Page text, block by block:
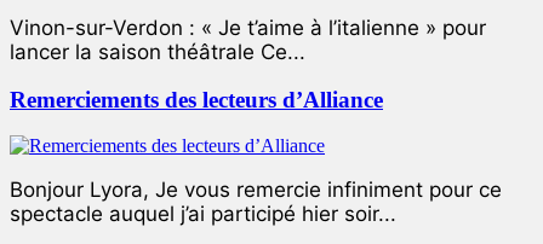
Vinon-sur-Verdon : « Je t’aime à l’italienne » pour
lancer la saison théâtrale Ce...
Remerciements des lecteurs d’Alliance
Bonjour Lyora, Je vous remercie infiniment pour ce
spectacle auquel j’ai participé hier soir...